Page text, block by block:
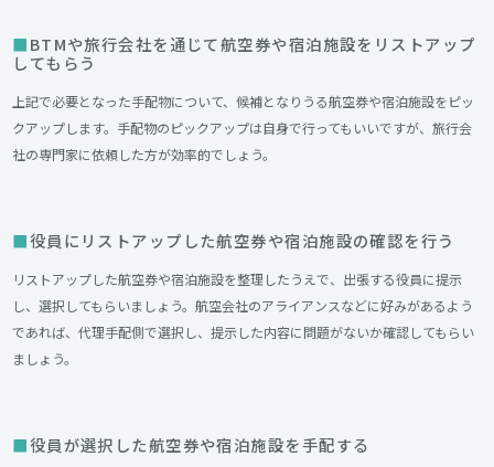
BTMや旅行会社を通じて航空券や宿泊施設をリストアップ
してもらう
上記で必要となった手配物について、候補となりうる航空券や宿泊施設をピッ
クアップします。手配物のピックアップは自身で行ってもいいですが、旅行会
社の専門家に依頼した方が効率的でしょう。
役員にリストアップした航空券や宿泊施設の確認を行う
リストアップした航空券や宿泊施設を整理したうえで、出張する役員に提示
し、選択してもらいましょう。航空会社のアライアンスなどに好みがあるよう
であれば、代理手配側で選択し、提示した内容に問題がないか確認してもらい
ましょう。
役員が選択した航空券や宿泊施設を手配する